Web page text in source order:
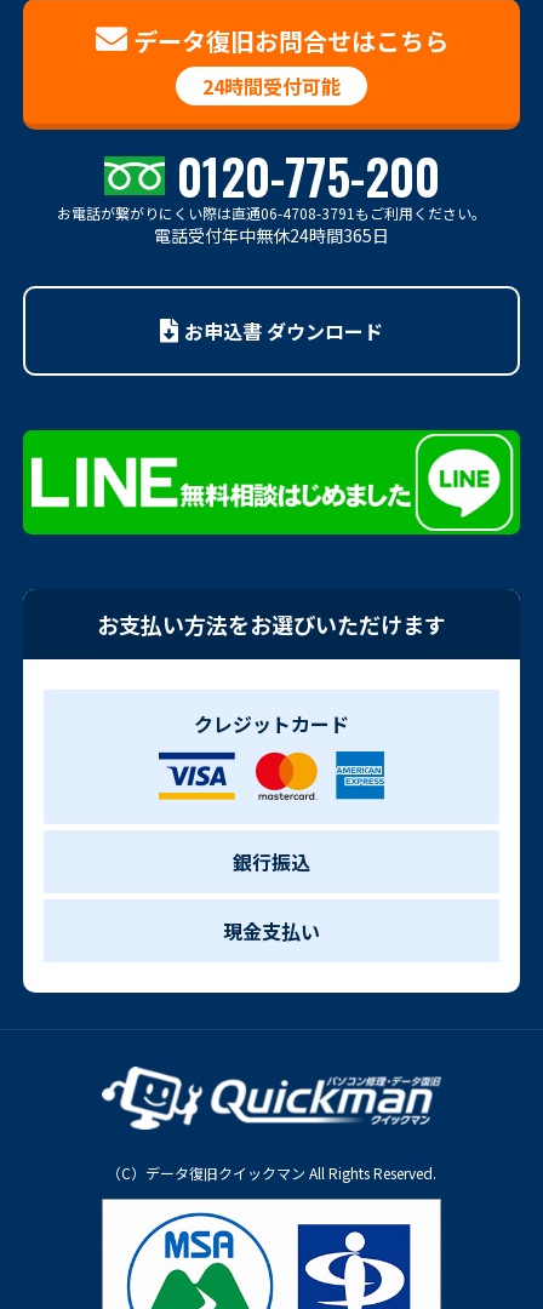
データ復旧お問合せはこちら
24時間受付可能
0120-775-200
お電話が繋がりにくい際は直通06-4708-3791もご利用ください。
電話受付年中無休24時間365日
お申込書 ダウンロード
お支払い方法をお選びいただけます
クレジットカード
銀行振込
現金支払い
（C）データ復旧クイックマン All Rights Reserved.